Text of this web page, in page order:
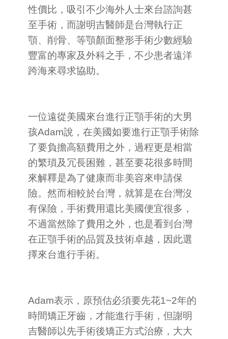
性價比，吸引不少海外人士來台諮詢甚
至手術，而謝明吉醫師是台灣執行正
顎、削骨、等顎顏面整形手術少數經驗
豐富的專家及外科之手，不少患者遠洋
跨海來尋求協助。
一位遠從美國來台進行正顎手術的大男
孩Adam說，在美國如要進行正顎手術除
了要負擔高額費用之外，過程更是相當
的繁瑣及冗長困難，甚至要花很多時間
來解釋是為了健康而非美容來申請保
險。然而相較於台灣，就算是在台灣沒
有保險，手術費用還比美國便宜很多，
不過當然除了費用之外，也是看到台灣
在正顎手術的品質及技術卓越，因此選
擇來台進行手術。
Adam表示，原預估必須要先花1~2年的
時間矯正牙齒，才能進行手術，但謝明
吉醫師以先手術後矯正方式治療，大大